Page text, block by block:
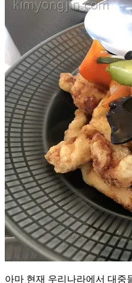
–
2019
베
리
베
리
스
트
로
베
리”
아마 현재 우리나라에서 대중